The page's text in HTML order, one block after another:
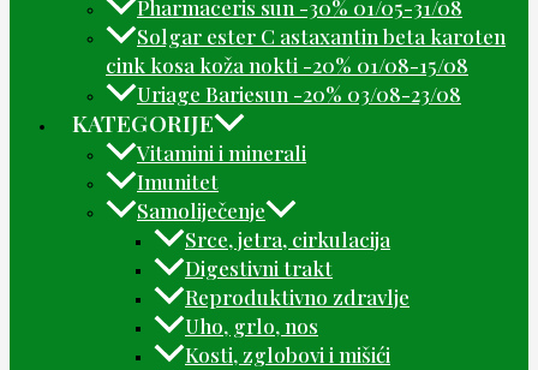
Pharmaceris sun -30% 01/05-31/08
Solgar ester C astaxantin beta karoten
cink kosa koža nokti -20% 01/08-15/08
Uriage Bariesun -20% 03/08-23/08
KATEGORIJE
Vitamini i minerali
Imunitet
Samoliječenje
Srce, jetra, cirkulacija
Digestivni trakt
Reproduktivno zdravlje
Uho, grlo, nos
Kosti, zglobovi i mišići